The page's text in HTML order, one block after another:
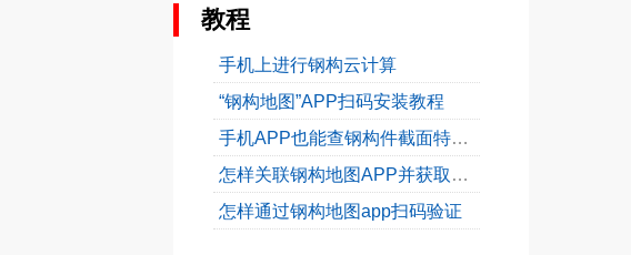
教程
手机上进行钢构云计算
“钢构地图”APP扫码安装教程
手机APP也能查钢构件截面特性和承载力
怎样关联钢构地图APP并获取验证码
怎样通过钢构地图app扫码验证